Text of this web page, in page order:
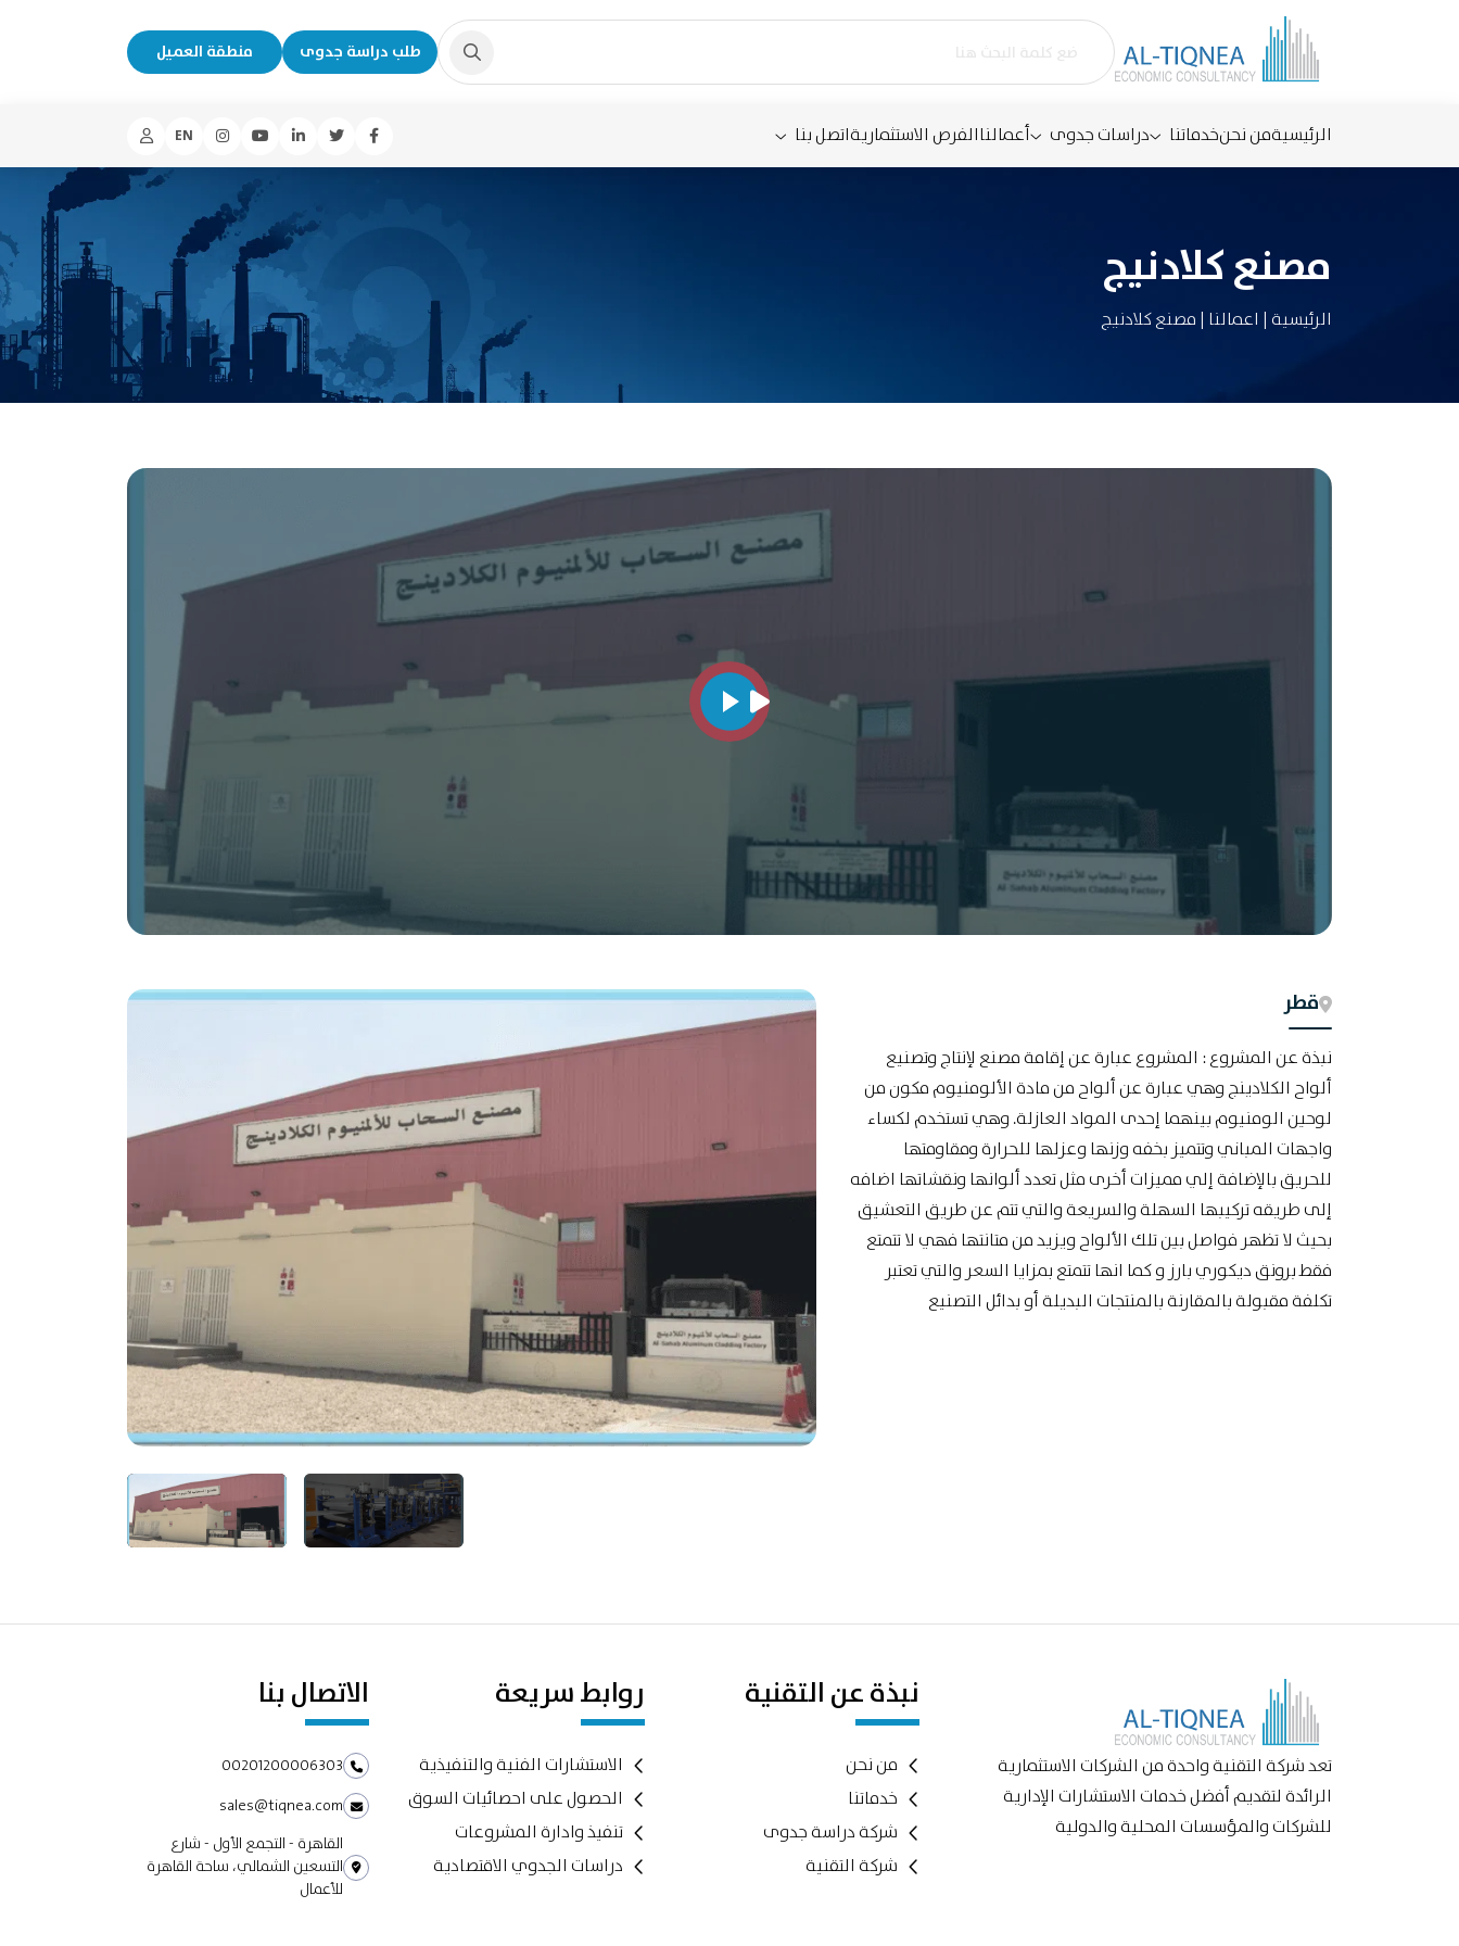
طلب دراسة جدوى منطقة العميل
الرئيسيةمن نحنخدماتنا دراسات جدوى أعمالناالفرص الاستثماريةاتصل بنا EN
مصنع كلادنیج
الرئيسية | اعمالنا | مصنع كلادنیج
قطر
نبذة عن المشروع : المشروع عبارة عن إقامة مصنع لإنتاج وتصنيع
ألواح الكلادينج وهي عبارة عن ألواح من مادة الألومنيوم مكون من
لوحين الومنيوم بينهما إحدى المواد العازلة. وهي تستخدم لكساء
واجهات المباني وتتميز بخفه وزنها وعزلها للحرارة ومقاومتها
للحريق بالإضافة إلي مميزات أخرى مثل تعدد ألوانها ونقشاتها اضافه
إلى طريقه تركيبها السهلة والسريعة والتي تتم عن طريق التعشيق
بحيث لا تظهر فواصل بين تلك الألواح ويزيد من متانتها فهي لا تتمتع
فقط برونق ديكوري بارز و كما انها تتمتع بمزايا السعر والتي تعتبر
تكلفة مقبولة بالمقارنة بالمنتجات البديلة أو بدائل التصنيع
تعد شركة التقنية واحدة من الشركات الاستثمارية
الرائدة لتقديم أفضل خدمات الاستشارات الإدارية
للشركات والمؤسسات المحلية والدولية
نبذة عن التقنية
من نحن
خدماتنا
شركة دراسة جدوى
شركة التقنية
روابط سريعة
الاستشارات الفنية والتنفيذية
الحصول على احصائيات السوق
تنفيذ وادارة المشروعات
دراسات الجدوي الاقتصادية
الاتصال بنا
00201200006303
sales@tiqnea.com
القاهرة - التجمع الأول - شارع
التسعين الشمالي، ساحة القاهرة
للأعمال